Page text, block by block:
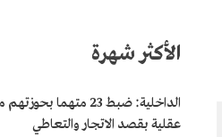
الأكثر شهرة
الداخلية: ضبط 23
عقلية بقصد الاتجار والتعاطي